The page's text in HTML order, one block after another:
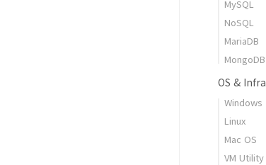
MySQL
NoSQL
MariaDB
MongoDB
OS & Infra
Windows
Linux
Mac OS
VM Utility